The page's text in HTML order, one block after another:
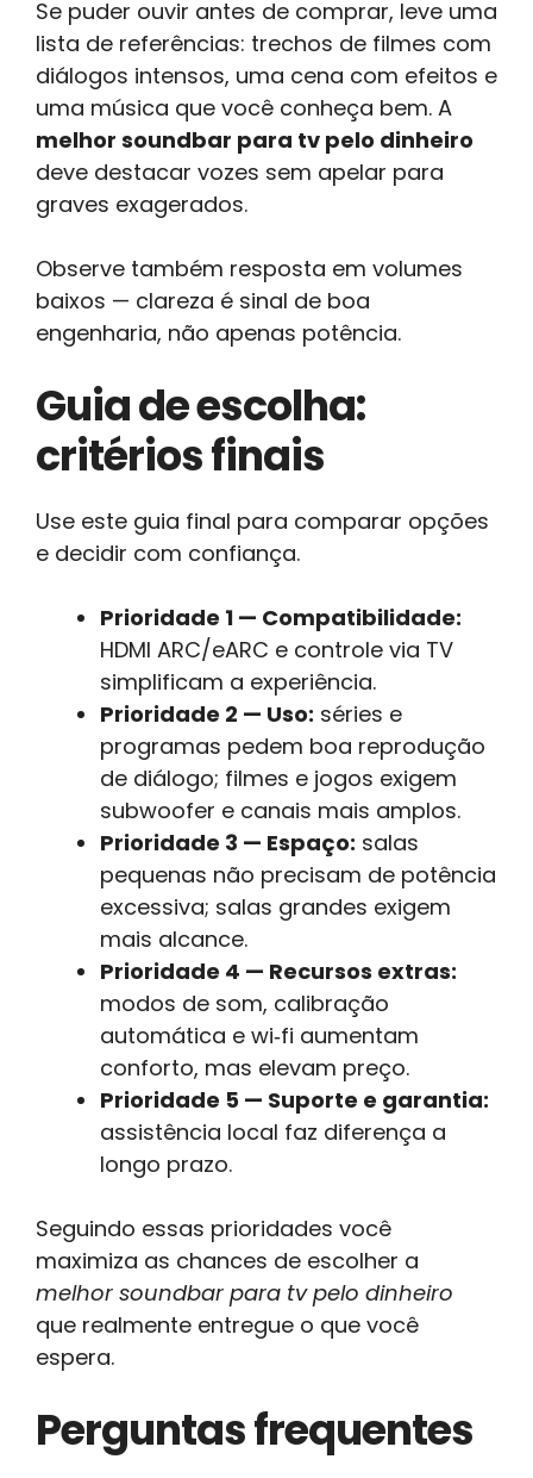
Se puder ouvir antes de comprar, leve uma
lista de referências: trechos de filmes com
diálogos intensos, uma cena com efeitos e
uma música que você conheça bem. A
melhor soundbar para tv pelo dinheiro
deve destacar vozes sem apelar para
graves exagerados.
Observe também resposta em volumes
baixos — clareza é sinal de boa
engenharia, não apenas potência.
Guia de escolha:
critérios finais
Use este guia final para comparar opções
e decidir com confiança.
Prioridade 1 — Compatibilidade:
HDMI ARC/eARC e controle via TV
simplificam a experiência.
Prioridade 2 — Uso: séries e
programas pedem boa reprodução
de diálogo; filmes e jogos exigem
subwoofer e canais mais amplos.
Prioridade 3 — Espaço: salas
pequenas não precisam de potência
excessiva; salas grandes exigem
mais alcance.
Prioridade 4 — Recursos extras:
modos de som, calibração
automática e wi‑fi aumentam
conforto, mas elevam preço.
Prioridade 5 — Suporte e garantia:
assistência local faz diferença a
longo prazo.
Seguindo essas prioridades você
maximiza as chances de escolher a
melhor soundbar para tv pelo dinheiro
que realmente entregue o que você
espera.
Perguntas frequentes